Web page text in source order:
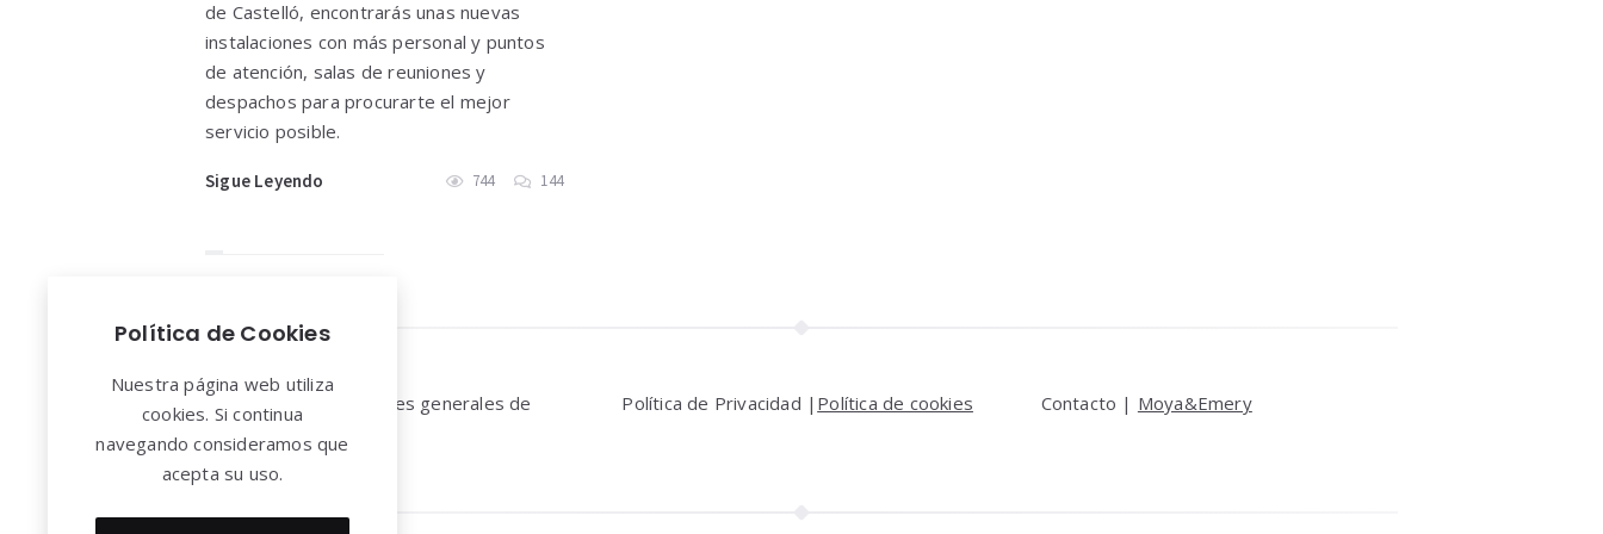
de Castelló, encontrarás unas nuevas
instalaciones con más personal y puntos
de atención, salas de reuniones y
despachos para procurarte el mejor
servicio posible.
Sigue Leyendo 744 144
Widgets
Aviso legal y Condiciones generales de
uso
Política de Privacidad | Política de cookies Contacto | Moya&Emery
Política de Cookies
Nuestra página web utiliza
cookies. Si continua
navegando consideramos que
acepta su uso.